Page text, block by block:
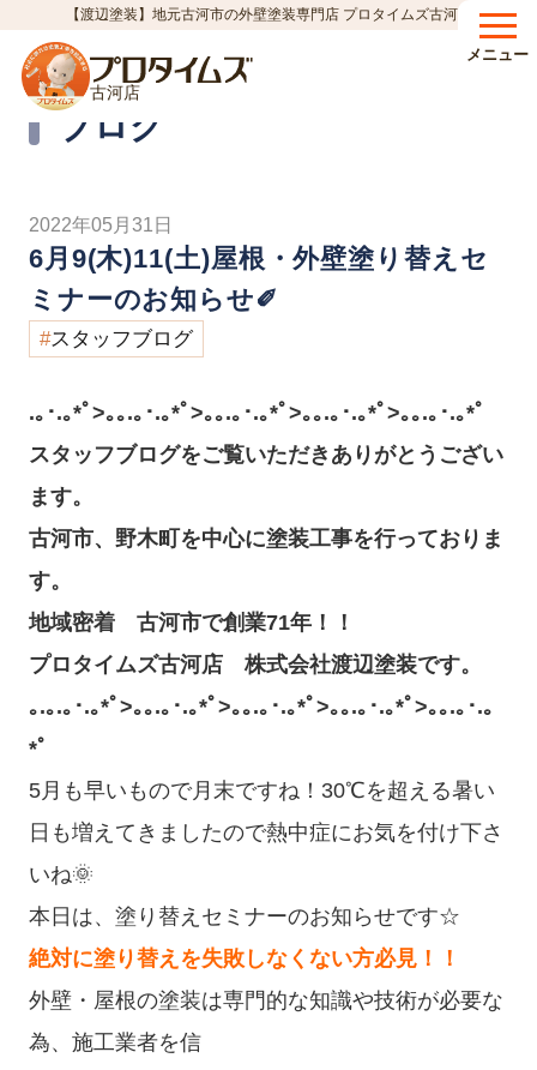
【渡辺塗装】地元古河市の外壁塗装専門店 プロタイムズ古河店
古河店
メニュー
HOME>ブログ> 6月9(木)11(土)屋根・外壁塗り替えセミナーのお知らせ✐
ブログ
Blog
2022年05月31日
6月9(木)11(土)屋根・外壁塗り替えセ
ミナーのお知らせ✐
スタッフブログ
.｡･.｡*ﾟ>｡｡.｡･.｡*ﾟ>｡｡.｡･.｡*ﾟ>｡｡.｡･.｡*ﾟ>｡｡.｡･.｡*ﾟ
スタッフブログをご覧いただきありがとうござい
ます。
古河市、野木町を中心に塗装工事を行っておりま
す。
地域密着 古河市で創業71年！！
プロタイムズ古河店 株式会社渡辺塗装です。
｡.｡.｡･.｡*ﾟ>｡｡.｡･.｡*ﾟ>｡｡.｡･.｡*ﾟ>｡｡.｡･.｡*ﾟ>｡｡.｡･.｡
*ﾟ
5月も早いもので月末ですね！30℃を超える暑い
日も増えてきましたので熱中症にお気を付け下さ
いね🌞
本日は、塗り替えセミナーのお知らせです☆
絶対に塗り替えを失敗しなくない方必見！！
外壁・屋根の塗装は専門的な知識や技術が必要な
為、施工業者を信